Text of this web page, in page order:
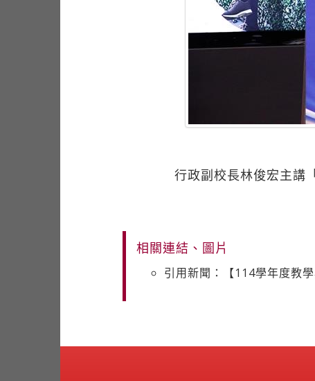
行政副校長林俊宏主講
相關連結、圖片
引用新聞：【114學年度教